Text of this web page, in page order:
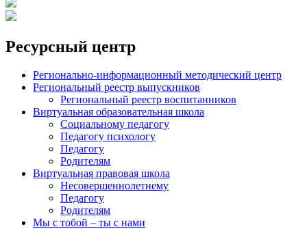
Ресурсный центр
Регионально-информационный методический центр
Региональный реестр выпускников
Региональный реестр воспитанников
Виртуальная образовательная школа
Социальному педагогу
Педагогу психологу
Педагогу
Родителям
Виртуальная правовая школа
Несовершеннолетнему
Педагогу
Родителям
Мы с тобой – ты с нами